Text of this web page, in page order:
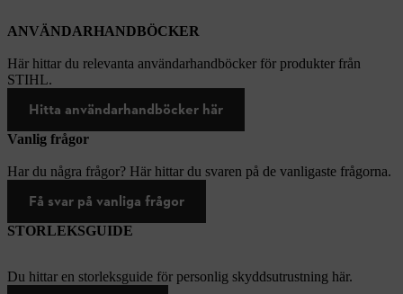
ANVÄNDARHANDBÖCKER
Här hittar du relevanta användarhandböcker för produkter från
STIHL.
Hitta användarhandböcker här
Vanlig frågor
Har du några frågor? Här hittar du svaren på de vanligaste frågorna.
Få svar på vanliga frågor
STORLEKSGUIDE
Du hittar en storleksguide för personlig skyddsutrustning här.